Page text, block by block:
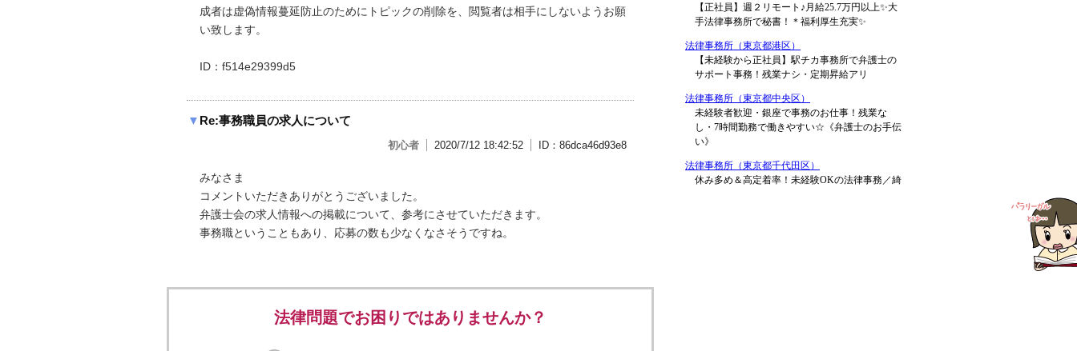
成者は虚偽情報蔓延防止のためにトピックの削除を、閲覧者は相手にしないようお願
い致します。
ID：f514e29399d5
▼ Re:事務職員の求人について
初心者 2020/7/12 18:42:52 ID：86dca46d93e8
みなさま
コメントいただきありがとうございました。
弁護士会の求人情報への掲載について、参考にさせていただきます。
事務職ということもあり、応募の数も少なくなさそうですね。
法律問題でお困りではありませんか？